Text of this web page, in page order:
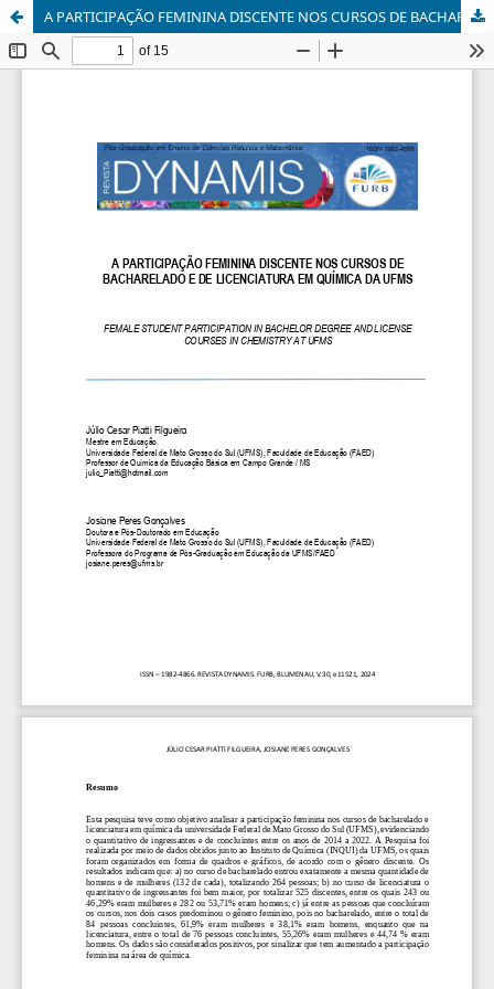
A PARTICIPAÇÃO FEMININA DISCENTE NOS CURSOS DE BACHARELADO E DE LICENCIATURA EM QUÍMICA DA UFMS